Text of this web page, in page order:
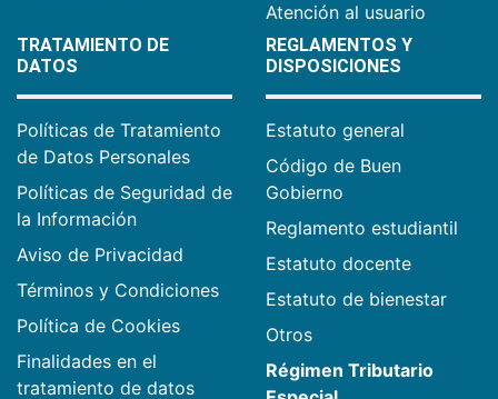
Atención al usuario
TRATAMIENTO DE
DATOS
Políticas de Tratamiento
de Datos Personales
Políticas de Seguridad de
la Información
Aviso de Privacidad
Términos y Condiciones
Política de Cookies
Finalidades en el
tratamiento de datos
REGLAMENTOS Y
DISPOSICIONES
Estatuto general
Código de Buen
Gobierno
Reglamento estudiantil
Estatuto docente
Estatuto de bienestar
Otros
Régimen Tributario